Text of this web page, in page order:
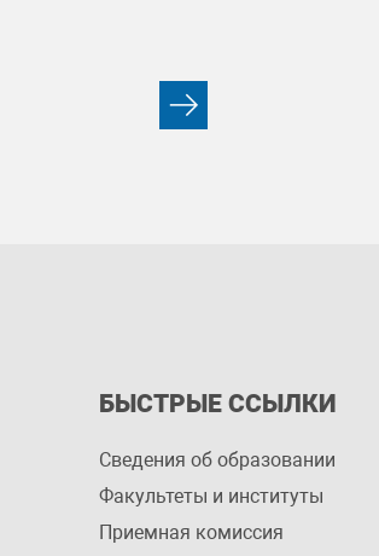
БЫСТРЫЕ ССЫЛКИ
Сведения об образовании
Факультеты и институты
Приемная комиссия